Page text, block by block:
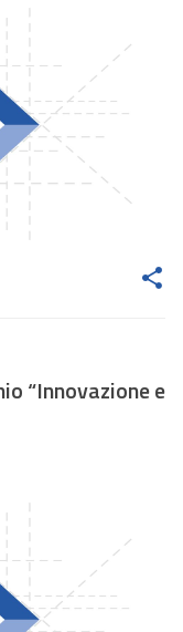
“Innovazione e